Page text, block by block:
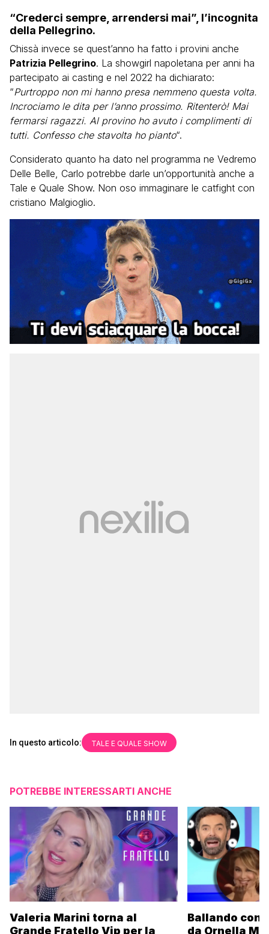
“Crederci sempre, arrendersi mai”, l’incognita
della Pellegrino.
Chissà invece se quest’anno ha fatto i provini anche
Patrizia Pellegrino. La showgirl napoletana per anni ha
partecipato ai casting e nel 2022 ha dichiarato:
“Purtroppo non mi hanno presa nemmeno questa volta.
Incrociamo le dita per l’anno prossimo. Ritenterò! Mai
fermarsi ragazzi. Al provino ho avuto i complimenti di
tutti. Confesso che stavolta ho pianto“.
Considerato quanto ha dato nel programma ne Vedremo
Delle Belle, Carlo potrebbe darle un’opportunità anche a
Tale e Quale Show. Non oso immaginare le catfight con
cristiano Malgioglio.
In questo articolo: TALE E QUALE SHOW
POTREBBE INTERESSARTI ANCHE
Valeria Marini torna al
Grande Fratello Vip per la
Ballando con
da Ornella